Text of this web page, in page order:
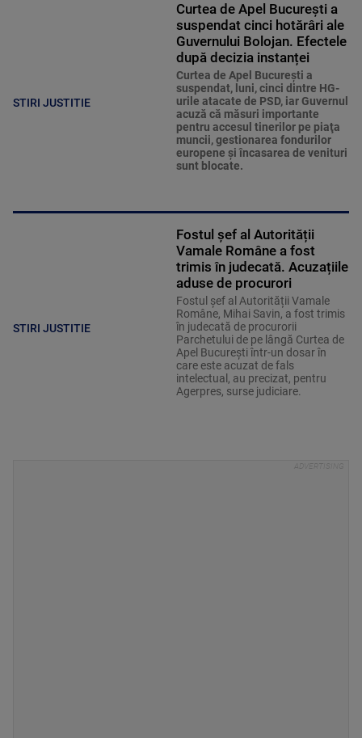
STIRI JUSTITIE
Curtea de Apel București a
suspendat cinci hotărâri ale
Guvernului Bolojan. Efectele
după decizia instanței
Curtea de Apel Bucureşti a
suspendat, luni, cinci dintre HG-
urile atacate de PSD, iar Guvernul
acuză că măsuri importante
pentru accesul tinerilor pe piaţa
muncii, gestionarea fondurilor
europene şi încasarea de venituri
sunt blocate.
STIRI JUSTITIE
Fostul șef al Autorității
Vamale Române a fost
trimis în judecată. Acuzațiile
aduse de procurori
Fostul șef al Autorității Vamale
Române, Mihai Savin, a fost trimis
în judecată de procurorii
Parchetului de pe lângă Curtea de
Apel București într-un dosar în
care este acuzat de fals
intelectual, au precizat, pentru
Agerpres, surse judiciare.